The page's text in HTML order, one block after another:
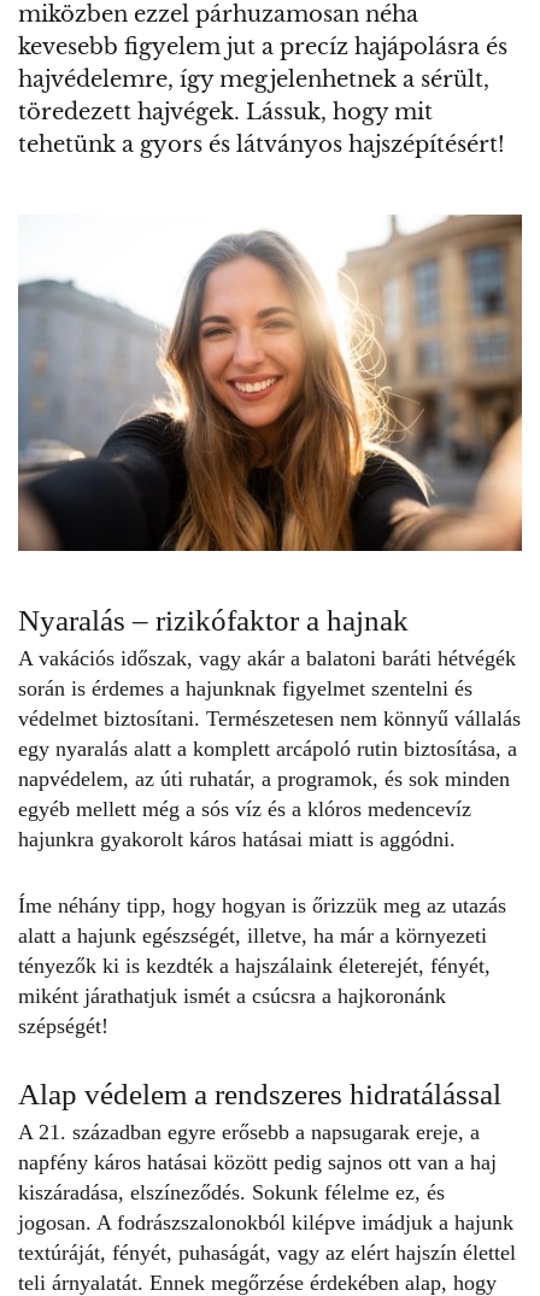
miközben ezzel párhuzamosan néha
kevesebb figyelem jut a precíz hajápolásra és
hajvédelemre, így megjelenhetnek a sérült,
töredezett hajvégek. Lássuk, hogy mit
tehetünk a gyors és látványos hajszépítésért!
Nyaralás – rizikófaktor a hajnak
A vakációs időszak, vagy akár a balatoni baráti hétvégék
során is érdemes a hajunknak figyelmet szentelni és
védelmet biztosítani. Természetesen nem könnyű vállalás
egy nyaralás alatt a komplett arcápoló rutin biztosítása, a
napvédelem, az úti ruhatár, a programok, és sok minden
egyéb mellett még a sós víz és a klóros medencevíz
hajunkra gyakorolt káros hatásai miatt is aggódni.
Íme néhány tipp, hogy hogyan is őrizzük meg az utazás
alatt a hajunk egészségét, illetve, ha már a környezeti
tényezők ki is kezdték a hajszálaink életerejét, fényét,
miként járathatjuk ismét a csúcsra a hajkoronánk
szépségét!
Alap védelem a rendszeres hidratálással
A 21. században egyre erősebb a napsugarak ereje, a
napfény káros hatásai között pedig sajnos ott van a haj
kiszáradása, elszíneződés. Sokunk félelme ez, és
jogosan. A fodrászszalonokból kilépve imádjuk a hajunk
textúráját, fényét, puhaságát, vagy az elért hajszín élettel
teli árnyalatát. Ennek megőrzése érdekében alap, hogy